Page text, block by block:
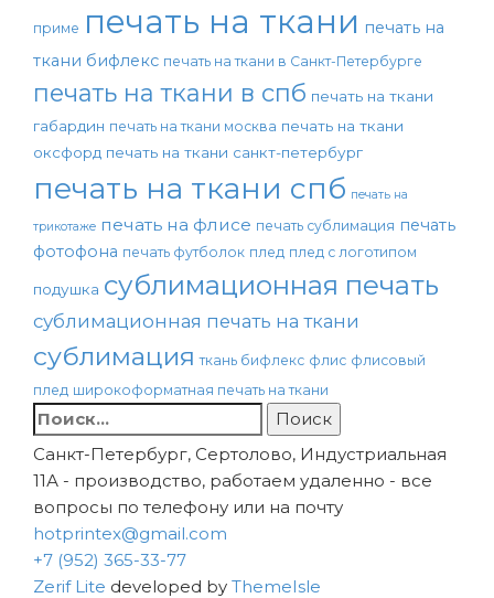
приме печать на ткани печать на
ткани бифлекс печать на ткани в Санкт-Петербурге
печать на ткани в спб печать на ткани
габардин печать на ткани москва печать на ткани
оксфорд печать на ткани санкт-петербург
печать на ткани спб печать на
трикотаже печать на флисе печать сублимация печать
фотофона печать футболок плед плед с логотипом
подушка сублимационная печать
сублимационная печать на ткани
сублимация ткань бифлекс флис флисовый
плед широкоформатная печать на ткани
Найти:
Санкт-Петербург, Сертолово, Индустриальная
11А - производство, работаем удаленно - все
вопросы по телефону или на почту
hotprintex@gmail.com
+7 (952) 365-33-77
Zerif Lite developed by ThemeIsle